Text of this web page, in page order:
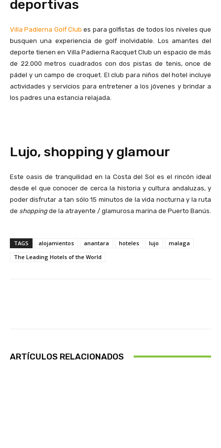
deportivas
Villa Padierna Golf Club es para golfistas de todos los niveles que
busquen una experiencia de golf inolvidable. Los amantes del
deporte tienen en Villa Padierna Racquet Club un espacio de más
de 22.000 metros cuadrados con dos pistas de tenis, once de
pádel y un campo de croquet. El club para niños del hotel incluye
actividades y servicios para entretener a los jóvenes y brindar a
los padres una estancia relajada.
Lujo, shopping y glamour
Este oasis de tranquilidad en la Costa del Sol es el rincón ideal
desde el que conocer de cerca la historia y cultura andaluzas, y
poder disfrutar a tan sólo 15 minutos de la vida nocturna y la ruta
de shoppingde la atrayente / glamurosa marina de Puerto Banús.
TAGS alojamientos anantara hoteles lujo
malaga
The Leading Hotels of the World
ARTÍCULOS RELACIONADOS